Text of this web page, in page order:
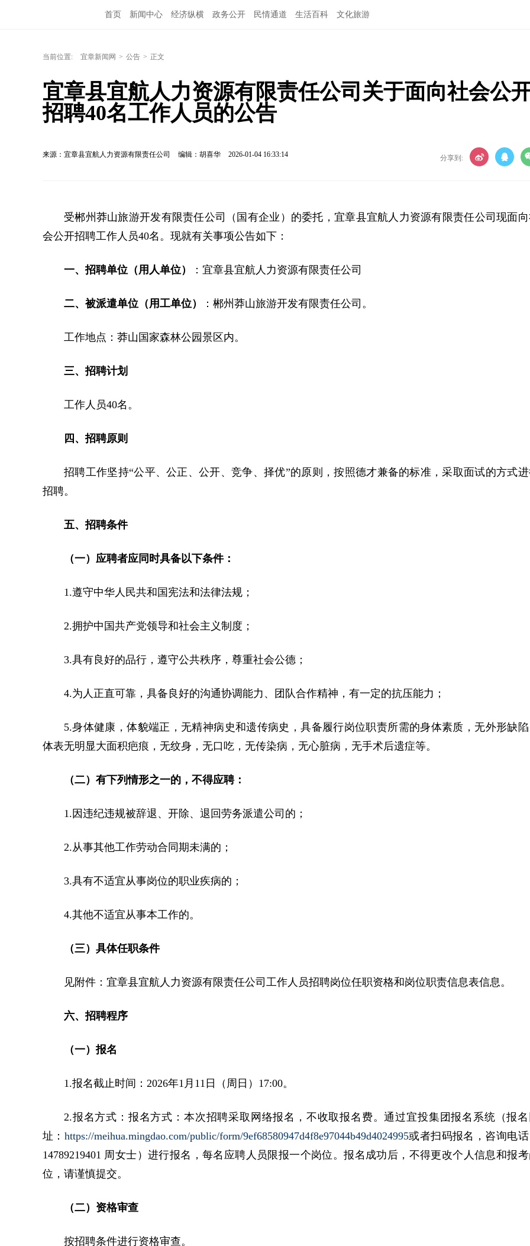
首页 新闻中心 经济纵横 政务公开 民情通道 生活百科 文化旅游
当前位置: 宜章新闻网 > 公告 > 正文
宜章县宜航人力资源有限责任公司关于面向社会公
招聘40名工作人员的公告
来源：宜章县宜航人力资源有限责任公司 编辑：胡喜华 2026-01-04 16:33:14 分享到:
受郴州莽山旅游开发有限责任公司（国有企业）的委托，宜章县宜航人力资源有限责任公司现面
会公开招聘工作人员40名。现就有关事项公告如下：
一、招聘单位（用人单位） ：宜章县宜航人力资源有限责任公司
二、被派遣单位（用工单位） ：郴州莽山旅游开发有限责任公司。
工作地点：莽山国家森林公园景区内。
三、招聘计划
工作人员40名。
四、招聘原则
招聘工作坚持“公平、公正、公开、竞争、择优”的原则，按照德才兼备的标准，采取面试的方式
招聘。
五、招聘条件
（一）应聘者应同时具备以下条件：
1.遵守中华人民共和国宪法和法律法规；
2.拥护中国共产党领导和社会主义制度；
3.具有良好的品行，遵守公共秩序，尊重社会公德；
4.为人正直可靠，具备良好的沟通协调能力、团队合作精神，有一定的抗压能力；
5.身体健康，体貌端正，无精神病史和遗传病史，具备履行岗位职责所需的身体素质，无外形缺陷
体表无明显大面积疤痕，无纹身，无口吃，无传染病，无心脏病，无手术后遗症等。
（二）有下列情形之一的，不得应聘：
1.因违纪违规被辞退、开除、退回劳务派遣公司的；
2.从事其他工作劳动合同期未满的；
3.具有不适宜从事岗位的职业疾病的；
4.其他不适宜从事本工作的。
（三）具体任职条件
见附件：宜章县宜航人力资源有限责任公司工作人员招聘岗位任职资格和岗位职责信息表信息。
六、招聘程序
（一）报名
1.报名截止时间：2026年1月11日（周日）17:00。
2.报名方式：报名方式：本次招聘采取网络报名，不收取报名费。通过宜投集团报名系统（报名
址： https://meihua.mingdao.com/public/form/9ef68580947d4f8e97044b49d4024995或者扫码报名，咨询电话
14789219401 周女士）进行报名，每名应聘人员限报一个岗位。报名成功后，不得更改个人信息和报
位，请谨慎提交。
（二）资格审查
按招聘条件进行资格审查。